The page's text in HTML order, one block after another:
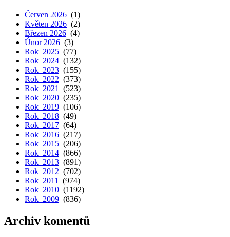
Červen 2026 (1)
Květen 2026 (2)
Březen 2026 (4)
Únor 2026 (3)
Rok 2025 (77)
Rok 2024 (132)
Rok 2023 (155)
Rok 2022 (373)
Rok 2021
(523)
Rok 2020 (235)
Rok 2019 (106)
Rok 2018 (49)
Rok 2017 (64)
Rok 2016 (217)
Rok 2015 (206)
Rok 2014 (866)
Rok 2013 (891)
Rok 2012 (702)
Rok 2011
(974)
Rok 2010 (1192)
Rok 2009 (836)
Archiv komentů